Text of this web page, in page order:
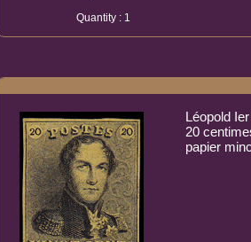
Quantity : 1
Léopold
20
papier